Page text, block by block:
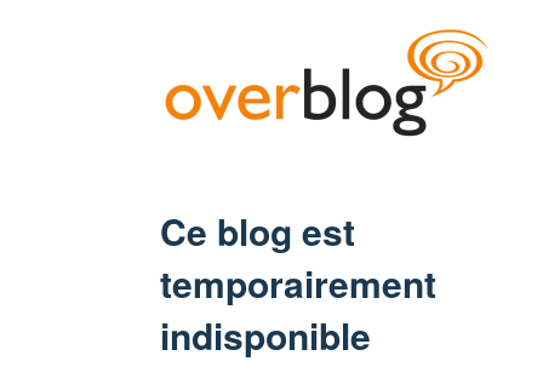
Ce blog est
temporairement
indisponible